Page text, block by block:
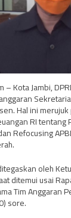
– Kota Jambi,
Hal ini
RI tentang
Refocusing
oleh
ditemui usai
Tim Anggaran
sore.